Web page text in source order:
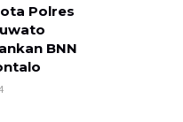
Polres
BNN